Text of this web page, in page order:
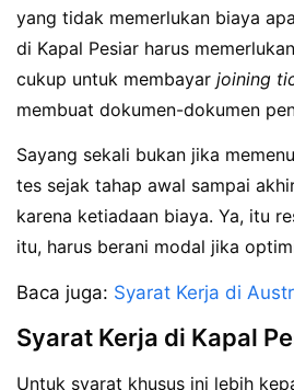
yang tidak memerlukan biaya
di Kapal Pesiar harus
cukup untuk membayar joining
membuat dokumen-dokumen
Sayang sekali bukan jika
tes sejak tahap awal sampai
karena ketiadaan biaya. Ya, itu
itu, harus berani modal jika
Baca juga: Syarat Kerja di
Syarat Kerja di Kapal
Untuk syarat khusus ini lebih